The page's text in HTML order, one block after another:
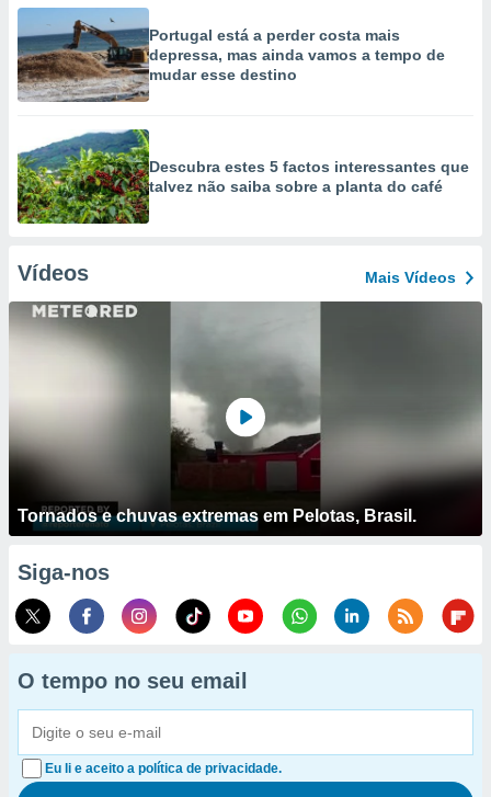
Portugal está a perder costa mais
depressa, mas ainda vamos a tempo de
mudar esse destino
Descubra estes 5 factos interessantes que
talvez não saiba sobre a planta do café
Vídeos Mais Vídeos
Tornados e chuvas extremas em Pelotas, Brasil.
Siga-nos
O tempo no seu email
Eu li e aceito a política de privacidade.